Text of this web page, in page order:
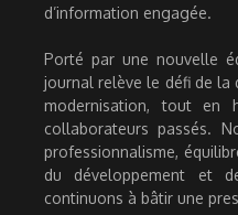
d’information engagée.
Porté par une nouvelle
journal relève le défi de
modernisation, tout en
collaborateurs passés.
professionnalisme,
du développement et
continuons à bâtir une